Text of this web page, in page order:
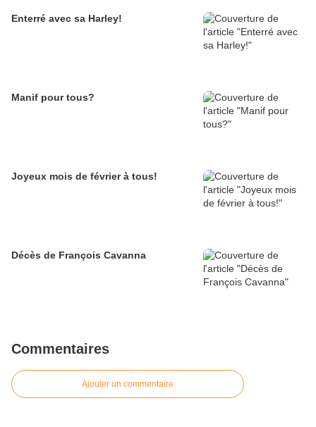
Enterré avec sa Harley!
Manif pour tous?
Joyeux mois de février à tous!
Décès de François Cavanna
Commentaires
Ajouter un commentaire